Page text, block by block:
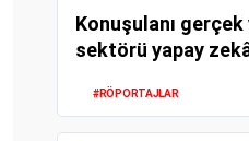
Konuşulanı
sektörü yapay
#RÖPORTAJLAR